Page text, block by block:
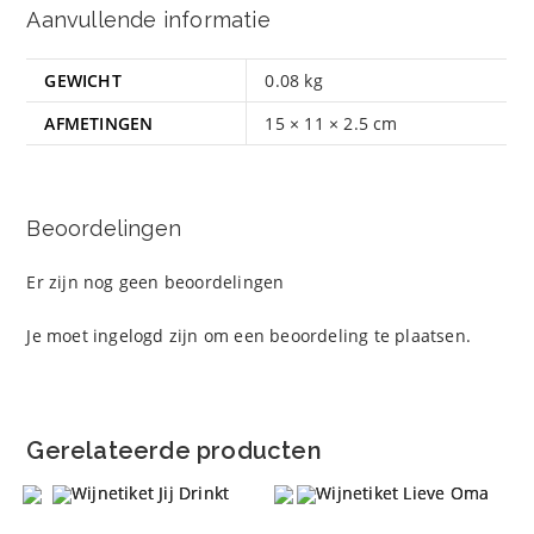
Aanvullende informatie
GEWICHT
0.08 kg
AFMETINGEN
15 × 11 × 2.5 cm
Beoordelingen
Er zijn nog geen beoordelingen
Je moet ingelogd zijn om een beoordeling te plaatsen.
Gerelateerde producten